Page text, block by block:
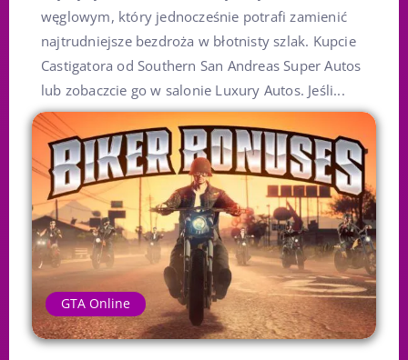
węglowym, który jednocześnie potrafi zamienić
najtrudniejsze bezdroża w błotnisty szlak. Kupcie
Castigatora od Southern San Andreas Super Autos
lub zobaczcie go w salonie Luxury Autos. Jeśli...
GTA Online